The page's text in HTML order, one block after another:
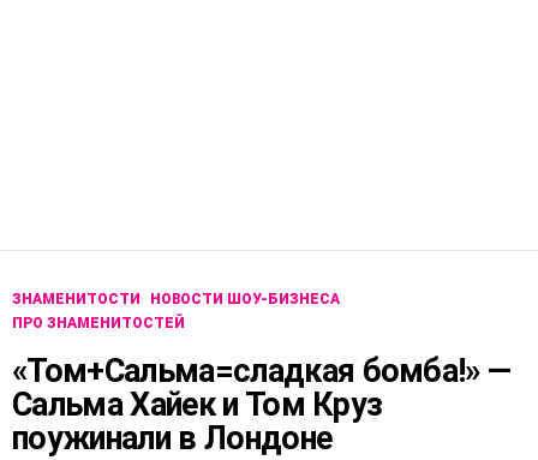
ЗНАМЕНИТОСТИ
НОВОСТИ ШОУ-БИЗНЕСА
ПРО ЗНАМЕНИТОСТЕЙ
«Том+Сальма=сладкая бомба!» —
Сальма Хайек и Том Круз
поужинали в Лондоне